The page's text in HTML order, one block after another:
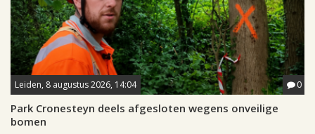
Leiden, 8 augustus 2026, 14:04 0
Park Cronesteyn deels afgesloten wegens onveilige
bomen